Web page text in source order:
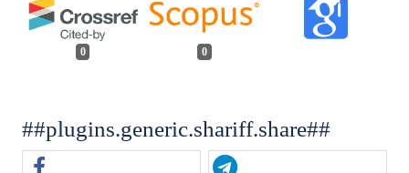
0 0
##plugins.generic.shariff.share##